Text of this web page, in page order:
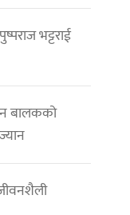
भट्टराई
बालकको